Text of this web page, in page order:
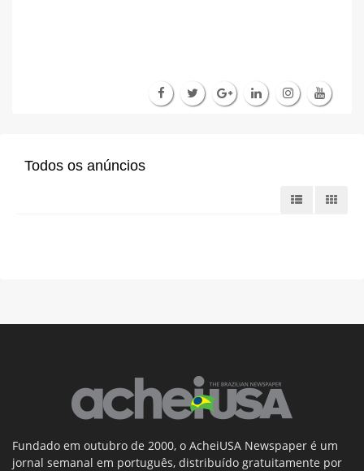
Todos os anúncios
Fundado em outubro de 2000, o AcheiUSA Newspaper é um
jornal semanal em português, distribuído gratuitamente por